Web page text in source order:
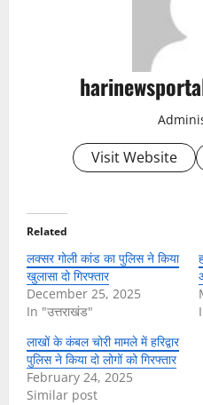
Visit Website
Related
लक्सर गोली कांड का पुलिस ने किया
खुलासा दो गिरफ्तार
December 25, 2025
In "उत्तराखंड"
लाखों के कंबल चोरी मामले में हरिद्वार
पुलिस ने किया दो लोगों को गिरफ्तार
February 24, 2025
Similar post